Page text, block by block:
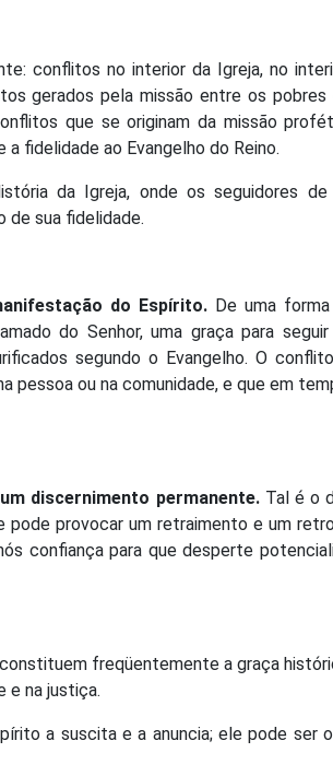
conflitos no interior da Igreja, no
gerados pela missão entre os pobres
que se originam da missão
fidelidade ao Evangelho do Reino.
da Igreja, onde os seguidores de
de sua fidelidade.
do Espírito. De uma
do Senhor, uma graça para seguir
segundo o Evangelho. O
pessoa ou na comunidade, e que em
discernimento permanente. Tal é o
provocar um retraimento e um
confiança para que desperte
freqüentemente a graça
e na justiça.
a suscita e a anuncia; ele pode ser